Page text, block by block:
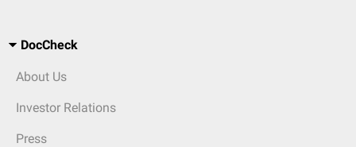
DocCheck
About Us
Investor Relations
Press